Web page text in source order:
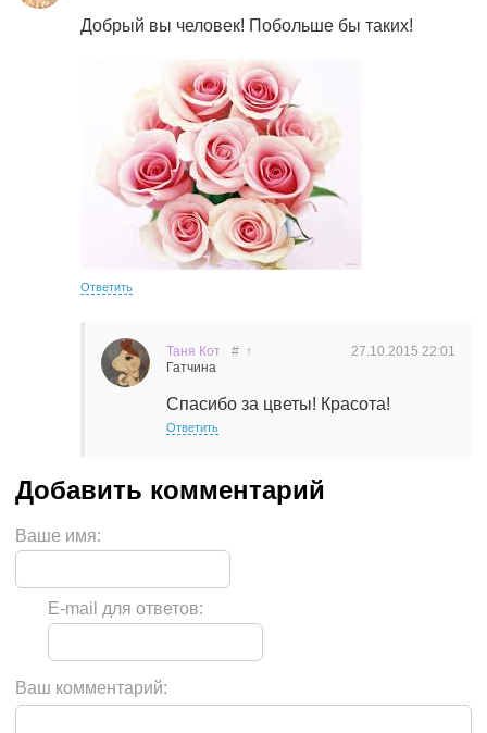
Добрый вы человек! Побольше бы таких!
Ответить
Таня Кот
Гатчина
27.10.2015 22:01
# ↑
Спасибо за цветы! Красота!
Ответить
Ваше имя:
E-mail для ответов:
Ваш комментарий: